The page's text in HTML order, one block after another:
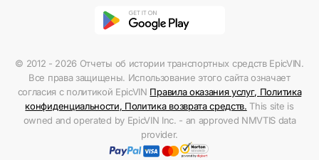
© 2012 - 2026 Отчеты об истории транспортных средств EpicVIN.
Все права защищены. Использование этого сайта означает
согласия с политикой EpicVIN Правила оказания услуг, Политика
конфиденциальности, Политика возврата средств. This site is
owned and operated by EpicVIN Inc. - an approved NMVTIS data
provider.